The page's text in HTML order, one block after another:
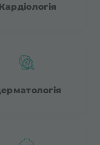
Кардіологія